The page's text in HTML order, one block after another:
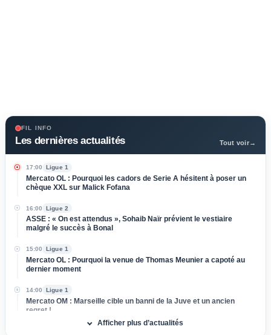
FIL INFO
Les dernières actualités Tout voir→
17:00 Ligue 1
Mercato OL : Pourquoi les cadors de Serie A hésitent à poser un
chèque XXL sur Malick Fofana
16:00 Ligue 2
ASSE : « On est attendus », Sohaib Naïr prévient le vestiaire
malgré le succès à Bonal
15:00 Ligue 1
Mercato OL : Pourquoi la venue de Thomas Meunier a capoté au
dernier moment
14:00 Ligue 1
Mercato OM : Marseille cible un banni de la Juve et un ancien
regret !
Afficher plus d’actualités